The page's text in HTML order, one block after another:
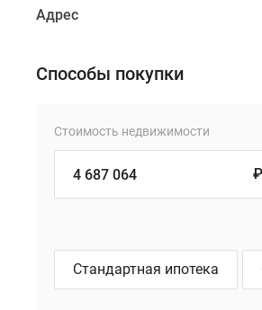
Адрес
Способы покупки
Стоимость недвижимости
₽
Стандартная ипотека